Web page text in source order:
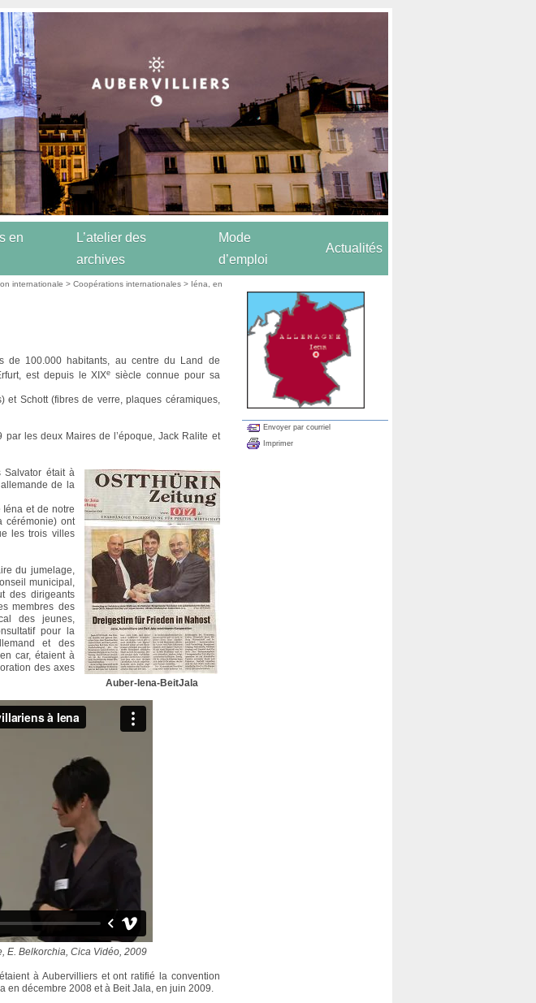
en
L’atelier des
archives
Mode
d’emploi
Actualités
internationale >Coopérations internationales > Iéna, en
de 100.000 habitants, au centre du Land de
est depuis le XIXe siècle connue pour sa
et Schott (fibres de verre, plaques céramiques,
les deux Maires de l’époque, Jack Ralite et
Auber-Iena-BeitJala
Salvator était à
de la
Iéna et de notre
cérémonie) ont
les trois villes
du jumelage,
municipal,
des dirigeants
membres des
des jeunes,
pour la
et des
car, étaient à
des axes
E. Belkorchia, Cica Vidéo, 2009
à Aubervilliers et ont ratifié la convention
en décembre 2008 et à Beit Jala, en juin 2009.
Envoyer par courriel
Imprimer